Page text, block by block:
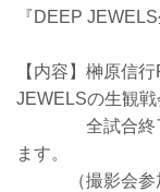
『DEEP
【内容】榊原信
JEWELSの生観戦
全試合終了後
ます。
（撮影会参加